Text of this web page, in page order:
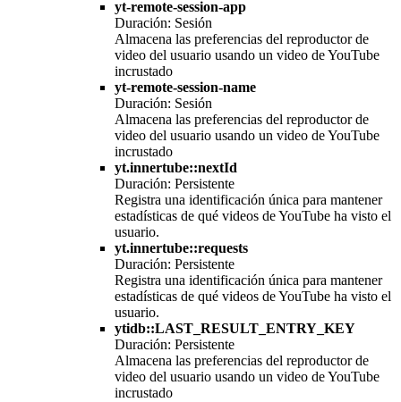
yt-remote-session-app
Duración: Sesión
Almacena las preferencias del reproductor de
video del usuario usando un video de YouTube
incrustado
yt-remote-session-name
Duración: Sesión
Almacena las preferencias del reproductor de
video del usuario usando un video de YouTube
incrustado
yt.innertube::nextId
Duración: Persistente
Registra una identificación única para mantener
estadísticas de qué videos de YouTube ha visto el
usuario.
yt.innertube::requests
Duración: Persistente
Registra una identificación única para mantener
estadísticas de qué videos de YouTube ha visto el
usuario.
ytidb::LAST_RESULT_ENTRY_KEY
Duración: Persistente
Almacena las preferencias del reproductor de
video del usuario usando un video de YouTube
incrustado